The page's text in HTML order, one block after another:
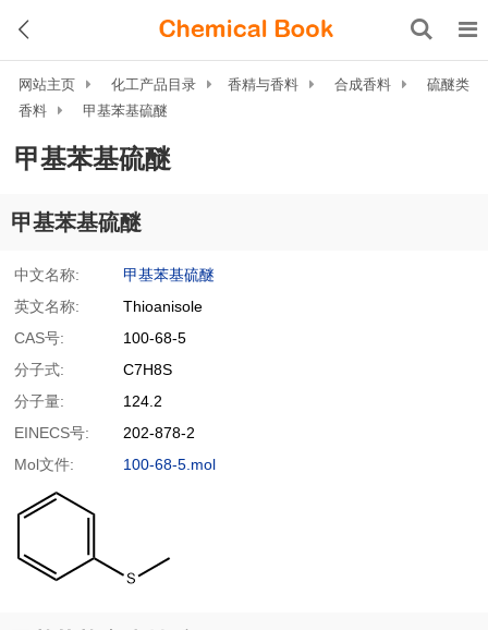
网站主页 化工产品目录 香精与香料 合成香料
硫醚类
香料
甲基苯基硫醚
甲基苯基硫醚
甲基苯基硫醚
中文名称:
甲基苯基硫醚
英文名称:
Thioanisole
CAS号:
100-68-5
分子式:
C7H8S
分子量:
124.2
EINECS号:
202-878-2
Mol文件:
100-68-5.mol